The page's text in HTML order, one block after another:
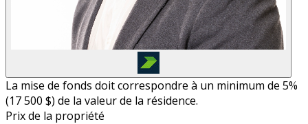
La mise de fonds doit correspondre à un minimum de 5%
(17 500 $) de la valeur de la résidence.
Prix de la propriété